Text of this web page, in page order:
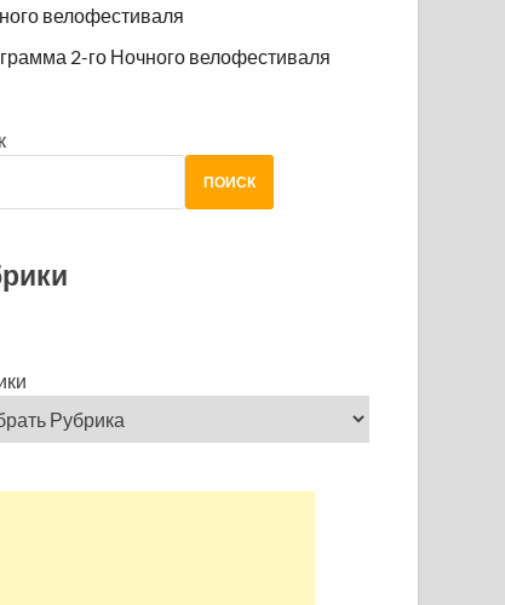
велофестиваля
2-го Ночного велофестиваля
ПОИСК